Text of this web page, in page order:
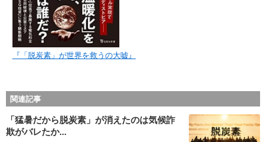
『「脱炭素」が世界を救うの大嘘』
関連記事
「猛暑だから脱炭素」が消えたのは気候詐
欺がバレたか...